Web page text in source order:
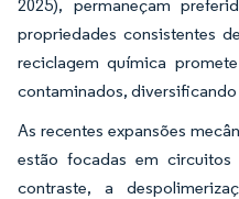
2025), permaneçam
propriedades consistentes
reciclagem química
contaminados,
As recentes expansões
estão focadas em circuitos
contraste, a